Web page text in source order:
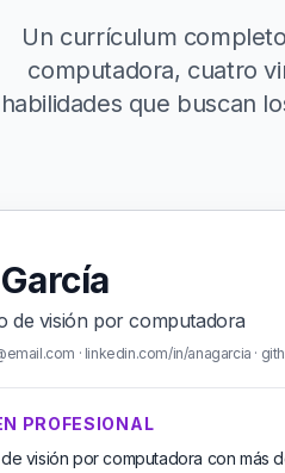
Un currículum
computadora, cuatro
habilidades que buscan
de visión por computadora
· linkedin.com/in/anagarcia ·
PROFESIONAL
visión por computadora con más